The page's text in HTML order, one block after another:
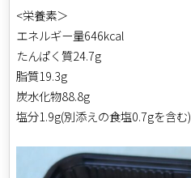
<栄養素＞
エネルギー量646kcal
たんぱく質24.7g
脂質19.3g
炭水化物88.8g
塩分1.9g(別添えの食塩0.7gを含む)